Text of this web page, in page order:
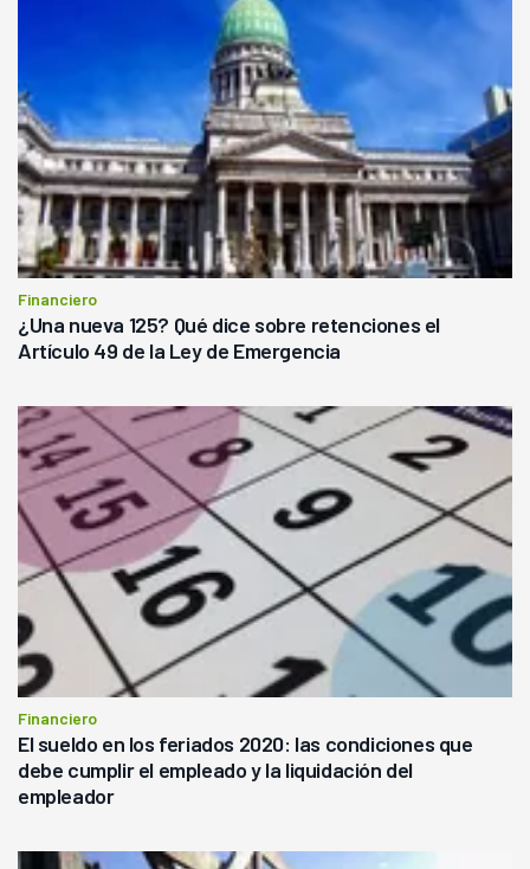
Financiero
¿Una nueva 125? Qué dice sobre retenciones el
Artículo 49 de la Ley de Emergencia
Financiero
El sueldo en los feriados 2020: las condiciones que
debe cumplir el empleado y la liquidación del
empleador